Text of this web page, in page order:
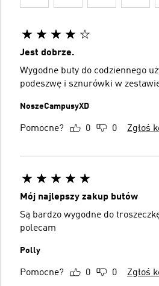
Jest dobrze.
Wygodne buty do codziennego
podeszwę i sznurówki w
NoszeCampusyXD
Pomocne? 0 0 Zgłoś
Mój najlepszy zakup butów
Są bardzo wygodne do
polecam
Polly
Pomocne? 0 0 Zgłoś